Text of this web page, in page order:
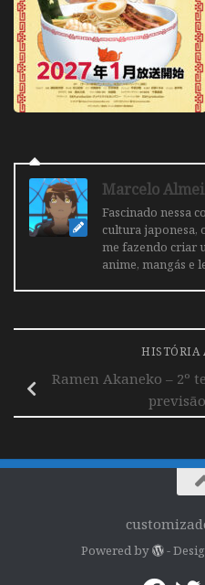
Marcelo
Fascinado nessa
cultura japonesa,
me fazendo criar
anime, mangás e
HISTÓRIA
Ramen Akaneko – 2º
Powered by -